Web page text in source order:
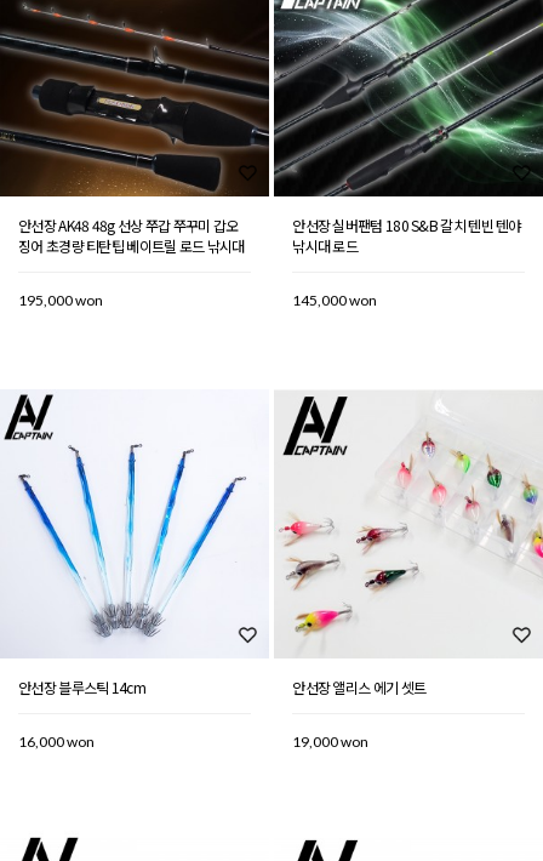
안선장 AK48 48g 선상 쭈갑 쭈꾸미 갑오
징어 초경량 티탄팁 베이트릴 로드 낚시대
195,000 won
안선장 실버팬텀 180 S&B 갈치 텐빈 텐야
낚시대 로드
145,000 won
안선장 블루스틱 14cm
16,000 won
안선장 앨리스 에기 셋트
19,000 won